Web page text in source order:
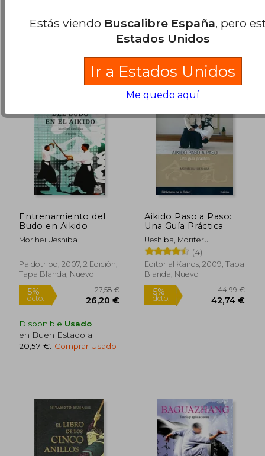
5% 19,95 €
18,95 €
5%
dcto.
dcto.
Entrenamiento del
Budo en Aikido
Morihei Ueshiba
Paidotribo, 2007, 2 Edición,
Tapa Blanda, Nuevo
Disponible Usado
en Buen Estado a
20,57 € Comprar Usado
Aikido Paso a Paso:
Una Guía Práctica
Ueshiba, Moriteru
(4)
Editorial Kairos, 2009, Tapa
Blanda, Nuevo
Estás viendo Buscalibre España, pero
Estados Unidos
Ir a Estados Unidos
Me quedo aquí